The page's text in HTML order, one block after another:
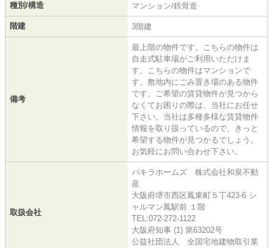
種別/構造 マンション/鉄骨造
階建 3階建
備考
最上階の物件です。こちらの物件は
自走式駐車場がご利用いただけま
す。こちらの物件はマンションで
す。敷地内にごみ置き場のある物件
です。ご希望の賃貸物件が見つから
なくてお困りの際は、当社にお任せ
下さい。当社は多種多様な賃貸物件
情報を取り扱っているので、きっと
希望する物件が見つかるでしょう。
お気軽にお問い合わせ下さい。
取扱会社
パキラホームズ 株式会社和泉不動
産
大阪府堺市西区鳳東町５丁423-6 シ
ャルマン鳳駅前 １階
TEL:072-272-1122
大阪府知事 (1) 第63202号
公益社団法人 全国宅地建物取引業